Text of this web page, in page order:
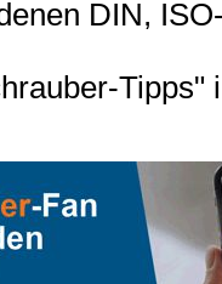
DIN,
Tipps"